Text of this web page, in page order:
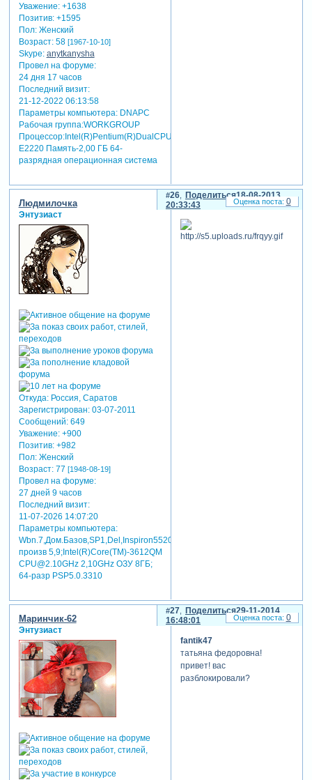
Уважение: +1638
Позитив: +1595
Пол:Женский
Возраст:58 [1967-10-10]
Skype: anytkanysha
Провел на форуме:
24 дня 17 часов
Последний визит:
21-12-2022 06:13:58
Параметры компьютера:DNAPC
Рабочая группа:WORKGROUP
Процессор:Intel(R)Pentium(R)DualCPU
E2220 Память-2,00 ГБ 64-
разрядная операционная система
Поделиться
26
18-08-2013
20:33:43
Людмилочка
Энтузиаст
Откуда:Россия, Саратов
Зарегистрирован: 03-07-2011
Сообщений:649
Уважение: +900
Позитив: +982
Пол:Женский
Возраст:77 [1948-08-19]
Провел на форуме:
27 дней 9 часов
Последний визит:
11-07-2026 14:07:20
Параметры компьютера:
Wbn.7,Дом.Базов,SP1,Del,Inspiron5520,индекс
произв 5,9;Intel(R)Core(TM)-3612QM
CPU@2.10GHz 2,10GHz ОЗУ 8ГБ;
64-разр PSP5.0.3310
0
Поделиться
27
29-11-2014
16:48:01
Маринчик-62
Энтузиаст
fantik47
татьяна федоровна!
привет! вас
разблокировали?
0